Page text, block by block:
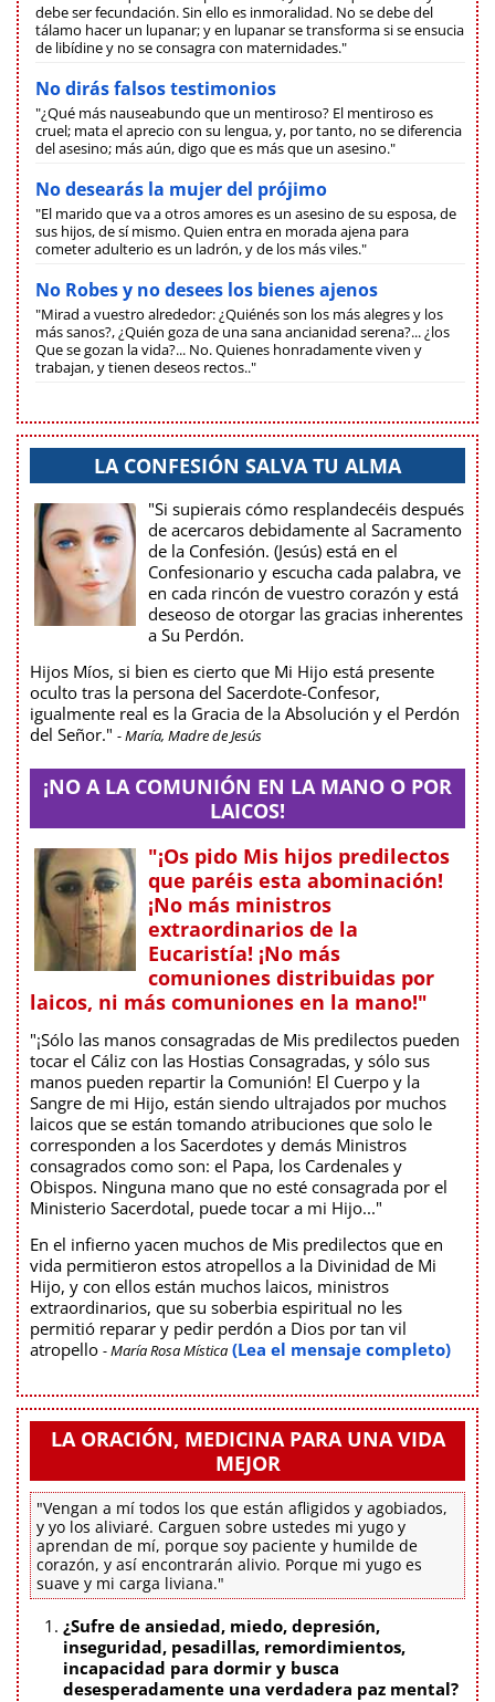
debe ser fecundación. Sin ello es inmoralidad. No se debe del
tálamo hacer un lupanar; y en lupanar se transforma si se ensucia
de libídine y no se consagra con maternidades."
No dirás falsos testimonios
"¿Qué más nauseabundo que un mentiroso? El mentiroso es
cruel; mata el aprecio con su lengua, y, por tanto, no se diferencia
del asesino; más aún, digo que es más que un asesino."
No desearás la mujer del prójimo
"El marido que va a otros amores es un asesino de su esposa, de
sus hijos, de sí mismo. Quien entra en morada ajena para
cometer adulterio es un ladrón, y de los más viles."
No Robes y no desees los bienes ajenos
"Mirad a vuestro alrededor: ¿Quiénés son los más alegres y los
más sanos?, ¿Quién goza de una sana ancianidad serena?... ¿los
Que se gozan la vida?... No. Quienes honradamente viven y
trabajan, y tienen deseos rectos.."
LA CONFESIÓN SALVA TU ALMA
"Si supierais cómo resplandecéis después
de acercaros debidamente al Sacramento
de la Confesión. (Jesús) está en el
Confesionario y escucha cada palabra, ve
en cada rincón de vuestro corazón y está
deseoso de otorgar las gracias inherentes
a Su Perdón.
Hijos Míos, si bien es cierto que Mi Hijo está presente
oculto tras la persona del Sacerdote-Confesor,
igualmente real es la Gracia de la Absolución y el Perdón
del Señor." - María, Madre de Jesús
¡NO A LA COMUNIÓN EN LA MANO O POR
LAICOS!
"¡Os pido Mis hijos predilectos
que paréis esta abominación!
¡No más ministros
extraordinarios de la
Eucaristía! ¡No más
comuniones distribuidas por
laicos, ni más comuniones en la mano!"
"¡Sólo las manos consagradas de Mis predilectos pueden
tocar el Cáliz con las Hostias Consagradas, y sólo sus
manos pueden repartir la Comunión! El Cuerpo y la
Sangre de mi Hijo, están siendo ultrajados por muchos
laicos que se están tomando atribuciones que solo le
corresponden a los Sacerdotes y demás Ministros
consagrados como son: el Papa, los Cardenales y
Obispos. Ninguna mano que no esté consagrada por el
Ministerio Sacerdotal, puede tocar a mi Hijo..."
En el infierno yacen muchos de Mis predilectos que en
vida permitieron estos atropellos a la Divinidad de Mi
Hijo, y con ellos están muchos laicos, ministros
extraordinarios, que su soberbia espiritual no les
permitió reparar y pedir perdón a Dios por tan vil
atropello - María Rosa Mística (Lea el mensaje completo)
LA ORACIÓN, MEDICINA PARA UNA VIDA
MEJOR
"Vengan a mí todos los que están afligidos y agobiados,
y yo los aliviaré. Carguen sobre ustedes mi yugo y
aprendan de mí, porque soy paciente y humilde de
corazón, y así encontrarán alivio. Porque mi yugo es
suave y mi carga liviana."
¿Sufre de ansiedad, miedo, depresión,
inseguridad, pesadillas, remordimientos,
incapacidad para dormir y busca
desesperadamente una verdadera paz mental?